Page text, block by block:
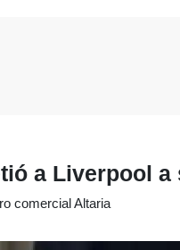
a Liverpool
comercial Altaria